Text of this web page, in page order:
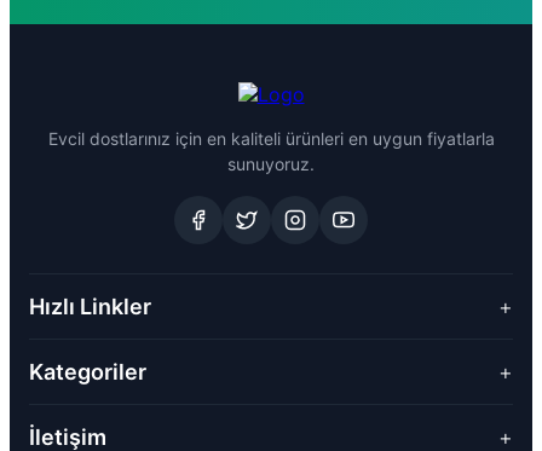
Evcil dostlarınız için en kaliteli ürünleri en uygun fiyatlarla
sunuyoruz.
Hızlı Linkler +
Kategoriler +
İletişim +